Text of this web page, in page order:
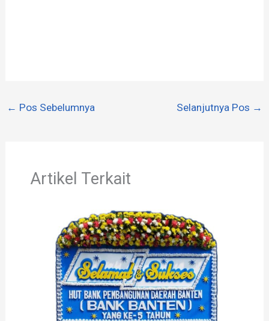
← Pos Sebelumnya Selanjutnya Pos →
Artikel Terkait